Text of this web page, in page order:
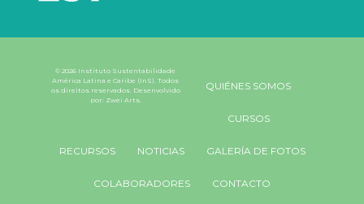
© 2026 Instituto Sustentabilidade
América Latina e Caribe (InS). Todos
os direitos reservados. Desenvolvido
por: Zwei Arts.
QUIÉNES SOMOS
CURSOS
RECURSOS NOTICIAS GALERÍA DE FOTOS
COLABORADORES CONTACTO